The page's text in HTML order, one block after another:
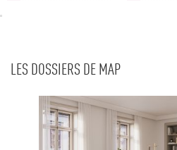
LES DOSSIERS DE MAP